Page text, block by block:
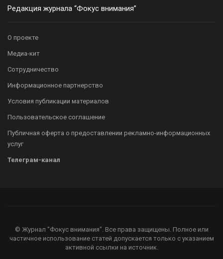
Редакция журнала “Фокус внимания”
О проекте
Медиа-кит
Сотрудничество
Информационное партнерство
Условия публикации материалов
Пользовательское соглашение
Публичная оферта о предоставлении рекламно-информационных
услуг
Телеграм-канал
© Журнал "Фокус внимания". Все права защищены. Полное или
частичное использование статей допускается только с указанием
активной ссылки на источник.